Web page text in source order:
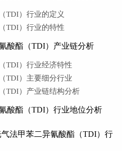
TDI）行业的定义
TDI）行业的特性
酸酯（TDI）产业链分析
TDI）行业经济特性
TDI）主要细分行业
TDI）产业链结构分析
酸酯（TDI）行业地位分析
气法甲苯二异氰酸酯（TDI）行